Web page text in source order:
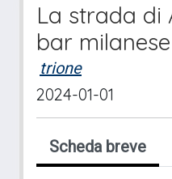
La strada di
bar milanese
trione
2024-01-01
Scheda breve